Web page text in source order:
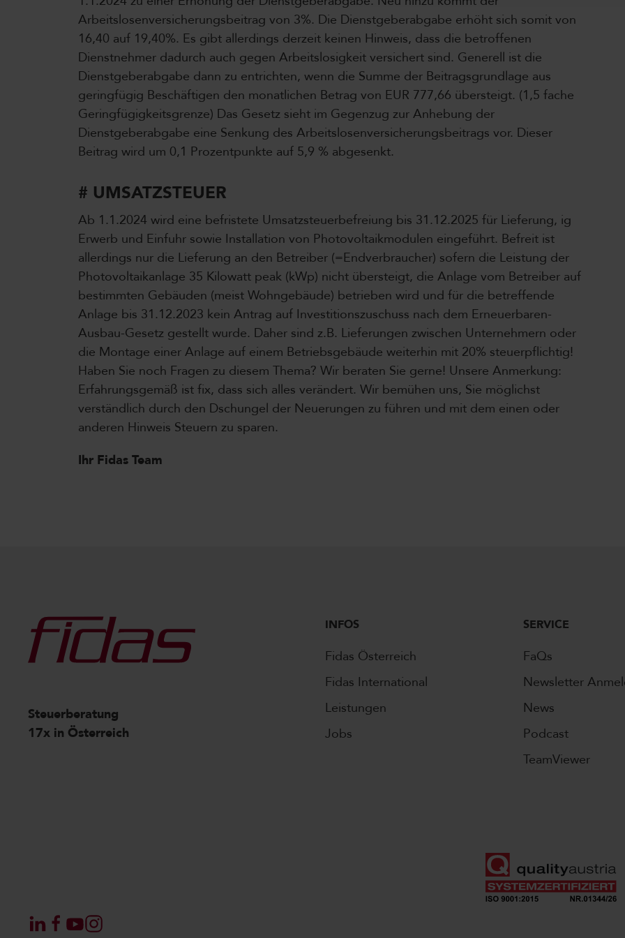
Arbeitslosenversicherungsbeitrag von 3%. Die Dienstgeberabgabe erhöht sich somit von
16,40 auf 19,40%. Es gibt allerdings derzeit keinen Hinweis, dass die betroffenen
Dienstnehmer dadurch auch gegen Arbeitslosigkeit versichert sind. Generell ist die
Dienstgeberabgabe dann zu entrichten, wenn die Summe der Beitragsgrundlage aus
geringfügig Beschäftigen den monatlichen Betrag von EUR 777,66 übersteigt. (1,5 fache
Geringfügigkeitsgrenze) Das Gesetz sieht im Gegenzug zur Anhebung der
Dienstgeberabgabe eine Senkung des Arbeitslosenversicherungsbeitrags vor. Dieser
Beitrag wird um 0,1 Prozentpunkte auf 5,9 % abgesenkt.
# UMSATZSTEUER
Ab 1.1.2024 wird eine befristete Umsatzsteuerbefreiung bis 31.12.2025 für Lieferung, ig
Erwerb und Einfuhr sowie Installation von Photovoltaikmodulen eingeführt. Befreit ist
allerdings nur die Lieferung an den Betreiber (=Endverbraucher) sofern die Leistung der
Photovoltaikanlage 35 Kilowatt peak (kWp) nicht übersteigt, die Anlage vom Betreiber auf
bestimmten Gebäuden (meist Wohngebäude) betrieben wird und für die betreffende
Anlage bis 31.12.2023 kein Antrag auf Investitionszuschuss nach dem Erneuerbaren-
Ausbau-Gesetz gestellt wurde. Daher sind z.B. Lieferungen zwischen Unternehmern oder
die Montage einer Anlage auf einem Betriebsgebäude weiterhin mit 20% steuerpflichtig!
Haben Sie noch Fragen zu diesem Thema? Wir beraten Sie gerne! Unsere Anmerkung:
Erfahrungsgemäß ist fix, dass sich alles verändert. Wir bemühen uns, Sie möglichst
verständlich durch den Dschungel der Neuerungen zu führen und mit dem einen oder
anderen Hinweis Steuern zu sparen.
Ihr Fidas Team
Steuerberatung
17x in Österreich
INFOS
Fidas Österreich
Fidas International
Leistungen
Jobs
SERVICE
FaQs
Newsletter
News
Podcast
TeamViewer